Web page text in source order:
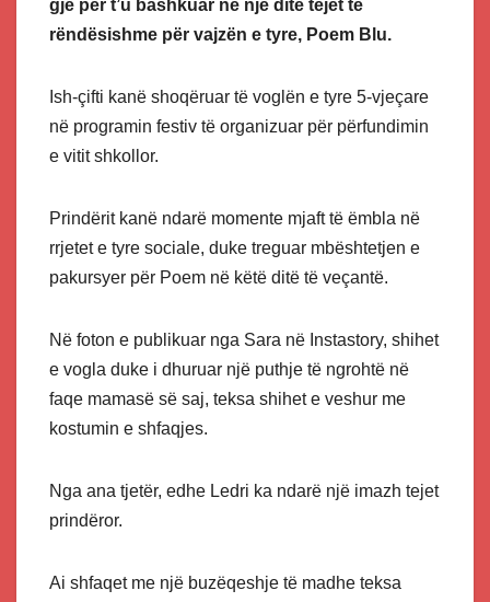
gjë për t’u bashkuar në një ditë tejet të
rëndësishme për vajzën e tyre, Poem Blu.
Ish-çifti kanë shoqëruar të voglën e tyre 5-vjeçare
në programin festiv të organizuar për përfundimin
e vitit shkollor.
Prindërit kanë ndarë momente mjaft të ëmbla në
rrjetet e tyre sociale, duke treguar mbështetjen e
pakursyer për Poem në këtë ditë të veçantë.
Në foton e publikuar nga Sara në Instastory, shihet
e vogla duke i dhuruar një puthje të ngrohtë në
faqe mamasë së saj, teksa shihet e veshur me
kostumin e shfaqjes.
Nga ana tjetër, edhe Ledri ka ndarë një imazh tejet
prindëror.
Ai shfaqet me një buzëqeshje të madhe teksa